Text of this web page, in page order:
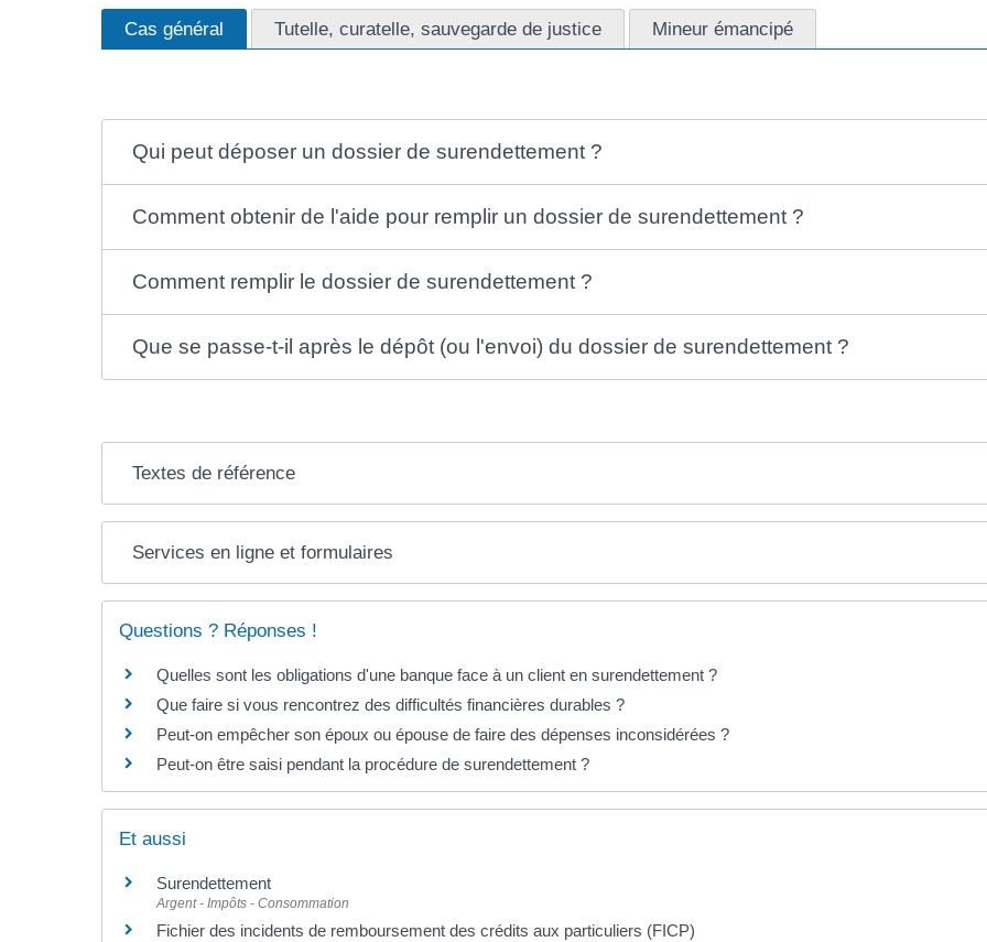
Cas général Tutelle, curatelle, sauvegarde de justice Mineur émancipé
Qui peut déposer un dossier de surendettement ?
Comment obtenir de l'aide pour remplir un dossier de surendettement ?
Comment remplir le dossier de surendettement ?
Que se passe-t-il après le dépôt (ou l'envoi) du dossier de surendettement ?
Textes de référence
Services en ligne et formulaires
Questions ? Réponses !
Quelles sont les obligations d'une banque face à un client en surendettement ?
Que faire si vous rencontrez des difficultés financières durables ?
Peut-on empêcher son époux ou épouse de faire des dépenses inconsidérées ?
Peut-on être saisi pendant la procédure de surendettement ?
Et aussi
Surendettement
Argent - Impôts - Consommation
Fichier des incidents de remboursement des crédits aux particuliers (FICP)